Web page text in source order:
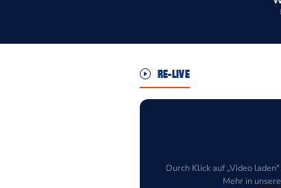
RE-LIVE
Durch Klick auf „Video
Mehr in